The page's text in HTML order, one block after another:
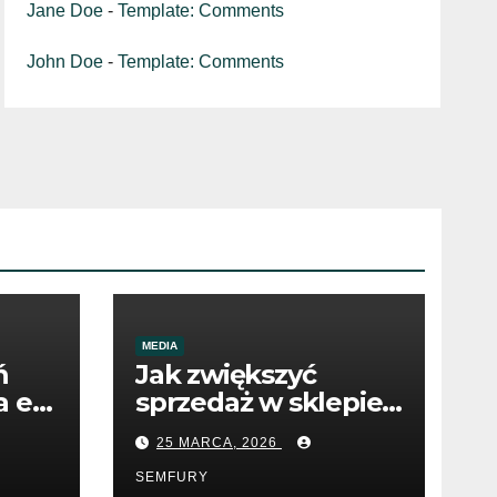
Jane Doe -Template: Comments
John Doe -Template: Comments
e-
MEDIA
Jak zwiększyć
sprzedaż w sklepie
internetowym
dzięki SEO
25 MARCA, 2026
SEMFURY